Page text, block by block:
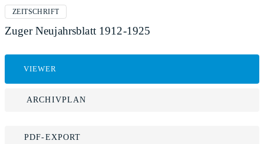
ZEITSCHRIFT
Zuger Neujahrsblatt 1912-1925
VIEWER
ARCHIVPLAN
PDF-EXPORT